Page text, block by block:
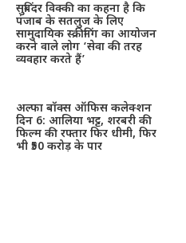
सुबिंदर विक्की का कहना है कि
पंजाब के सतलुज के लिए
सामुदायिक स्क्रीनिंग का आयोजन
करने वाले लोग ‘सेवा की तरह
व्यवहार करते हैं’
अल्फा बॉक्स ऑफिस कलेक्शन
दिन 6: आलिया भट्ट, शरबरी की
फिल्म की रफ्तार फिर धीमी, फिर
भी ₹50 करोड़ के पार